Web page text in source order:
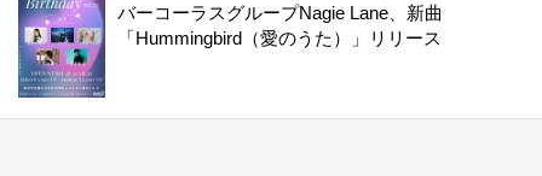
バーコーラスグループNagie Lane、新曲
「Hummingbird（愛のうた）」リリース